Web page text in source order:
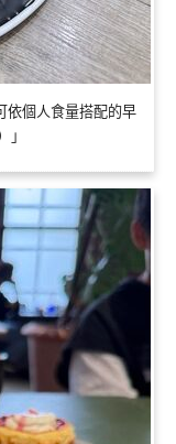
依個人食量搭配的早
」